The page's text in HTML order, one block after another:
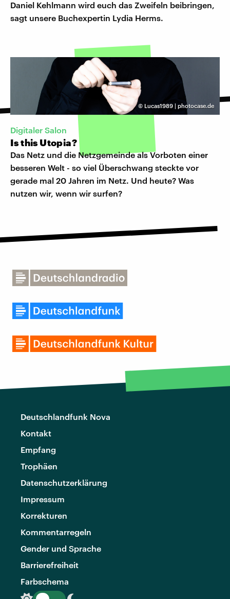
Daniel Kehlmann wird euch das Zweifeln beibringen,
sagt unsere Buchexpertin Lydia Herms.
© Lucas1989 | photocase.de
Digitaler Salon
Is this Utopia?
Das Netz und die Netzgemeinde als Vorboten einer
besseren Welt - so viel Überschwang steckte vor
gerade mal 20 Jahren im Netz. Und heute? Was
nutzen wir, wenn wir surfen?
Deutschlandfunk Nova
Kontakt
Empfang
Trophäen
Datenschutzerklärung
Impressum
Korrekturen
Kommentarregeln
Gender und Sprache
Barrierefreiheit
Farbschema